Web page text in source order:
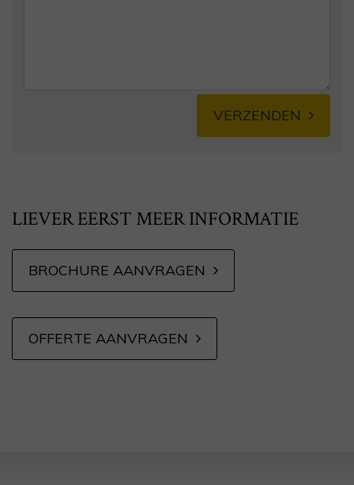
VERZENDEN
LIEVER EERST MEER INFORMATIE
BROCHURE AANVRAGEN
OFFERTE AANVRAGEN